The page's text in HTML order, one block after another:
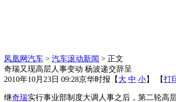
凤凰网汽车 > 汽车滚动新闻 > 正文
奇瑞又现高层人事变动 杨波递交辞呈
2010年10月23日 09:28京华时报 【 大 中 小】 【打
继奇瑞实行事业部制度大调人事之后，第二轮高